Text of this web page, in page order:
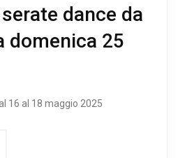
dance da
domenica 25
16 al 18 maggio 2025